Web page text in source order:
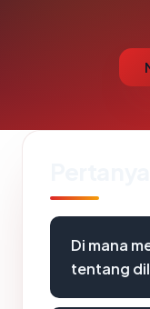
Di mana
tentang